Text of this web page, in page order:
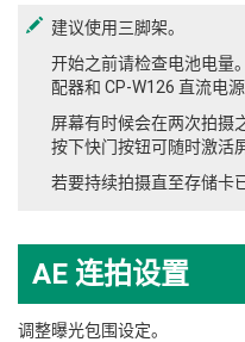
建议使用三脚架。
开始之前请检查电池电量
配器和 CP-W126 直流电源
屏幕有时候会在两次拍摄
按下快门按钮可随时激活
若要持续拍摄直至存储卡
AE 连拍设置
调整曝光包围设定。